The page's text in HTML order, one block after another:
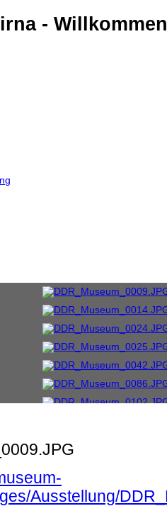
-
Ausstellung/